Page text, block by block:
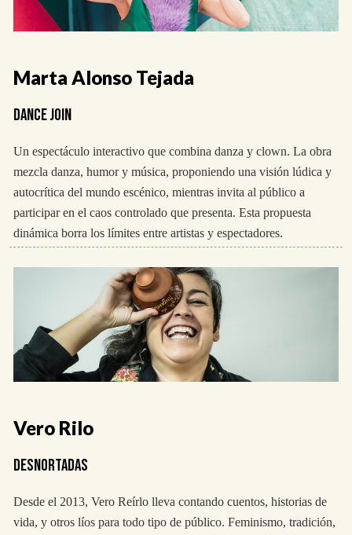
Marta Alonso Tejada
DANCE JOIN
Un espectáculo interactivo que combina danza y clown. La obra
mezcla danza, humor y música, proponiendo una visión lúdica y
autocrítica del mundo escénico, mientras invita al público a
participar en el caos controlado que presenta. Esta propuesta
dinámica borra los límites entre artistas y espectadores.
Vero Rilo
DESNORTADAS
Desde el 2013, Vero Reírlo lleva contando cuentos, historias de
vida, y otros líos para todo tipo de público. Feminismo, tradición,